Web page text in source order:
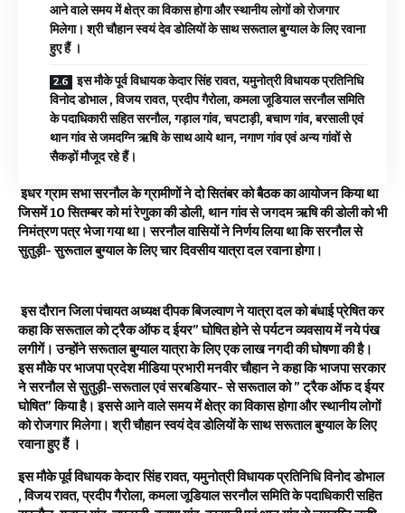
आने वाले समय में क्षेत्र का विकास होगा और स्थानीय लोगों को रोजगार
मिलेगा। श्री चौहान स्वयं देव डोलियों के साथ सरूताल बुग्याल के लिए रवाना
हुए हैं ।
इस मौके पूर्व विधायक केदार सिंह रावत, यमुनोत्री विधायक प्रतिनिधि
विनोद डोभाल , विजय रावत, प्रदीप गैरोला, कमला जूडियाल सरनौल समिति
के पदाधिकारी सहित सरनौल, गड़ाल गांव, चपटाड़ी, बचाण गांव, बरसाली एवं
थान गांव से जमदग्नि ऋषि के साथ आये थान, नगाण गांव एवं अन्य गांवों से
सैकड़ों मौजूद रहे हैं।
इधर ग्राम सभा सरनौल के ग्रामीणों ने दो सितंबर को बैठक का आयोजन किया था
जिसमें 10 सितम्बर को मां रेणुका की डोली, थान गांव से जगदम ऋषि की डोली को भी
निमंत्रण पत्र भेजा गया था। सरनौल वासियों ने निर्णय लिया था कि सरनौल से
सुतुड़ी- सुरूताल बुग्याल के लिए चार दिवसीय यात्रा दल रवाना होगा।
इस दौरान जिला पंचायत अध्यक्ष दीपक बिजल्वाण ने यात्रा दल को बंधाई प्रेषित कर
कहा कि सरूताल को ट्रैक ऑफ द ईयर” घोषित होने से पर्यटन व्यवसाय में नये पंख
लगीगें। उन्होंने सरूताल बुग्याल यात्रा के लिए एक लाख नगदी की घोषणा की है।
इस मौके पर भाजपा प्रदेश मीडिया प्रभारी मनवीर चौहान ने कहा कि भाजपा सरकार
ने सरनौल से सुतुड़ी-सरूताल एवं सरबडियार- से सरूताल को ” ट्रैक ऑफ द ईयर
घोषित” किया है। इससे आने वाले समय में क्षेत्र का विकास होगा और स्थानीय लोगों
को रोजगार मिलेगा। श्री चौहान स्वयं देव डोलियों के साथ सरूताल बुग्याल के लिए
रवाना हुए हैं ।
इस मौके पूर्व विधायक केदार सिंह रावत, यमुनोत्री विधायक प्रतिनिधि विनोद डोभाल
, विजय रावत, प्रदीप गैरोला, कमला जूडियाल सरनौल समिति के पदाधिकारी सहित